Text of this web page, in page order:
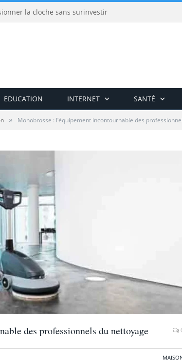
la cloche sans surinvestir
EDUCATION INTERNET SANTÉ
» Monobrosse : l’équipement incontournable des
des professionnels du nettoyage